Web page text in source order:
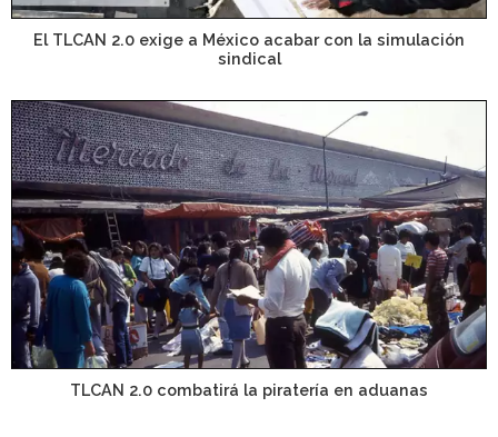
El TLCAN 2.0 exige a México acabar con la simulación
sindical
TLCAN 2.0 combatirá la piratería en aduanas